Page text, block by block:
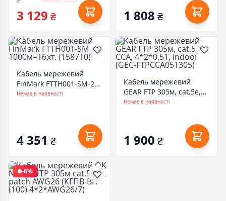
3 129 ₴ 1 808 ₴
Кабель мережевий
FinMark FTTH001-SM-28,
1000м=1бхт. (158710)
Немає в наявності
4 351 ₴
Кабель мережевий
GEAR FTP 305м, cat.5e,
CCA, 4*2*0,51, indoor
Немає в наявності
1 900 ₴
-6%